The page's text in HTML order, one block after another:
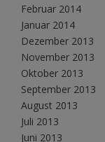
Februar 2014
Januar 2014
Dezember 2013
November 2013
Oktober 2013
September 2013
August 2013
Juli 2013
Juni 2013